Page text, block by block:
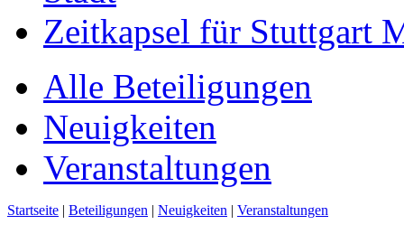
Zeitkapsel für Stuttgart
Alle Beteiligungen
Neuigkeiten
Veranstaltungen
Startseite | Beteiligungen | Neuigkeiten | Veranstaltungen